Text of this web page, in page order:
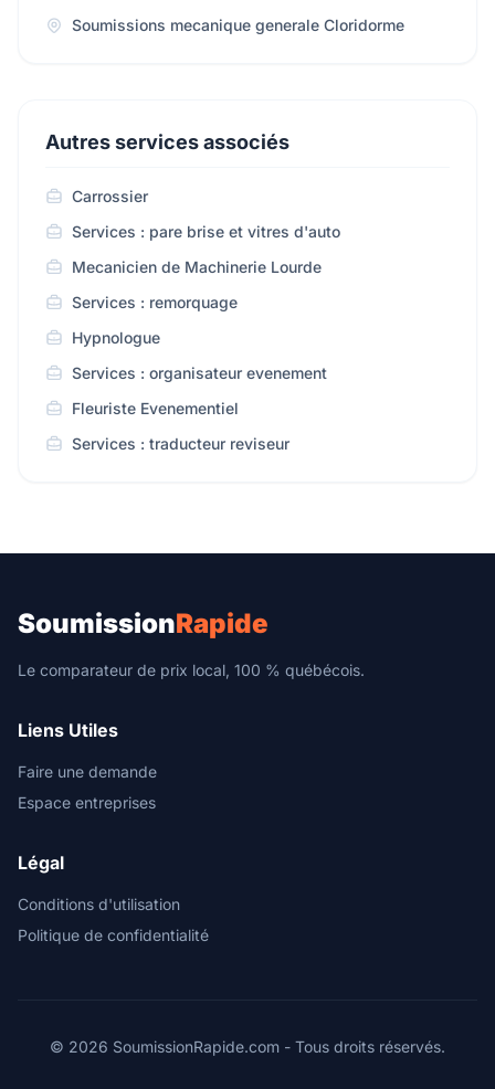
Soumissions mecanique generale Cloridorme
Autres services associés
Carrossier
Services : pare brise et vitres d'auto
Mecanicien de Machinerie Lourde
Services : remorquage
Hypnologue
Services : organisateur evenement
Fleuriste Evenementiel
Services : traducteur reviseur
SoumissionRapide
Le comparateur de prix local, 100 % québécois.
Liens Utiles
Faire une demande
Espace entreprises
Légal
Conditions d'utilisation
Politique de confidentialité
© 2026 SoumissionRapide.com - Tous droits réservés.